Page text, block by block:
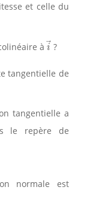
et celle du
à i
i→?
tangentielle de
tangentielle a
le repère de
normale est